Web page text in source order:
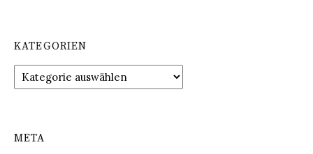
KATEGORIEN
Kategorien
META